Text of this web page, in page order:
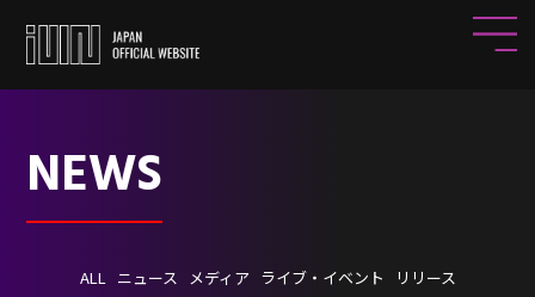
NEWS
ALL ニュース メディア ライブ・イベント リリース